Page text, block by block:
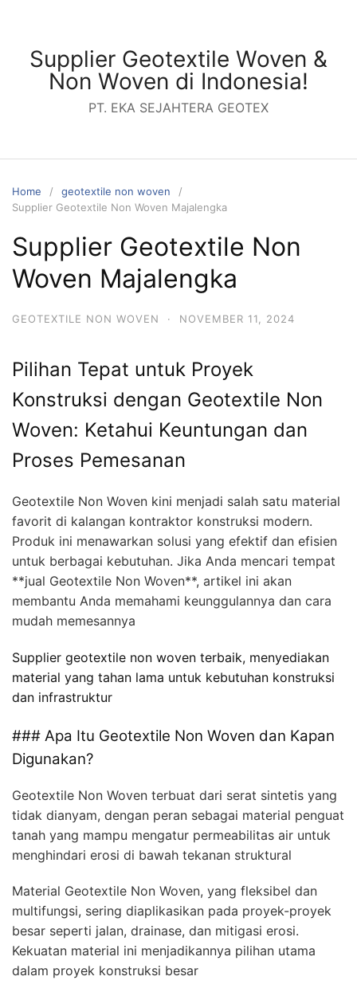
contentSupplier Geotextile Woven &
Non Woven di Indonesia!
PT. EKA SEJAHTERA GEOTEX
Home
geotextile non woven
Supplier Geotextile Non Woven Majalengka
Supplier Geotextile Non
Woven Majalengka
GEOTEXTILE NON WOVEN · NOVEMBER 11, 2024
Pilihan Tepat untuk Proyek
Konstruksi dengan Geotextile Non
Woven: Ketahui Keuntungan dan
Proses Pemesanan
Geotextile Non Woven kini menjadi salah satu material
favorit di kalangan kontraktor konstruksi modern.
Produk ini menawarkan solusi yang efektif dan efisien
untuk berbagai kebutuhan. Jika Anda mencari tempat
**jual Geotextile Non Woven**, artikel ini akan
membantu Anda memahami keunggulannya dan cara
mudah memesannya
Supplier geotextile non woven terbaik, menyediakan
material yang tahan lama untuk kebutuhan konstruksi
dan infrastruktur
### Apa Itu Geotextile Non Woven dan Kapan
Digunakan?
Geotextile Non Woven terbuat dari serat sintetis yang
tidak dianyam, dengan peran sebagai material penguat
tanah yang mampu mengatur permeabilitas air untuk
menghindari erosi di bawah tekanan struktural
Material Geotextile Non Woven, yang fleksibel dan
multifungsi, sering diaplikasikan pada proyek-proyek
besar seperti jalan, drainase, dan mitigasi erosi.
Kekuatan material ini menjadikannya pilihan utama
dalam proyek konstruksi besar